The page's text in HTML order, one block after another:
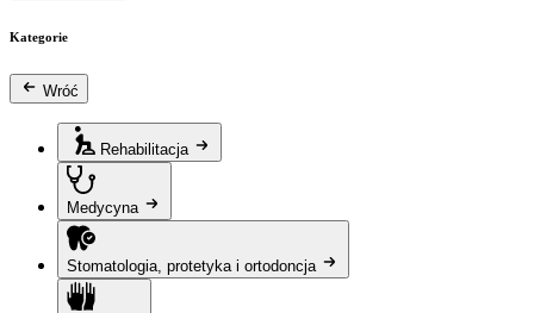
Kategorie
Wróć
Rehabilitacja
Medycyna
Stomatologia, protetyka i ortodoncja